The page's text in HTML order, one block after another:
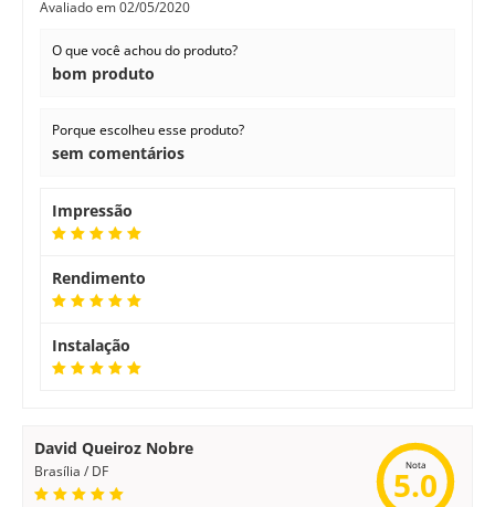
Avaliado em02/05/2020
O que você achou do produto?
bom produto
Porque escolheu esse produto?
sem comentários
Impressão
Rendimento
Instalação
David Queiroz Nobre
Brasília / DF Nota
5.0